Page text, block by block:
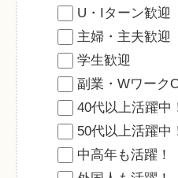
U・Iターン歓迎
主婦・主夫歓迎
学生歓迎
副業・Wワーク
40代以上活躍中
50代以上活躍中
中高年も活躍！